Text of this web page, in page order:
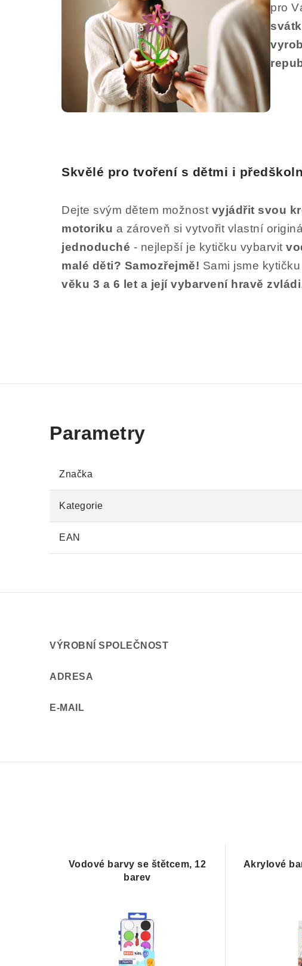
pro
Skvělé pro tvoření s dětmi i
Dejte svým dětem možnost vyjádřit svou
motoriku a zároveň si vytvořit vlastní
jednoduché - nejlepší je kytičku vybarvit
malé děti? Samozřejmě! Sami jsme kytičku
věku 3 a 6 let a její vybarvení hravě zvládi
Značka
Kategorie
EAN
VÝROBNÍ SPOLEČNOST
ADRESA
E-MAIL
Vodové barvy se štětcem, 12
barev
Akrylové